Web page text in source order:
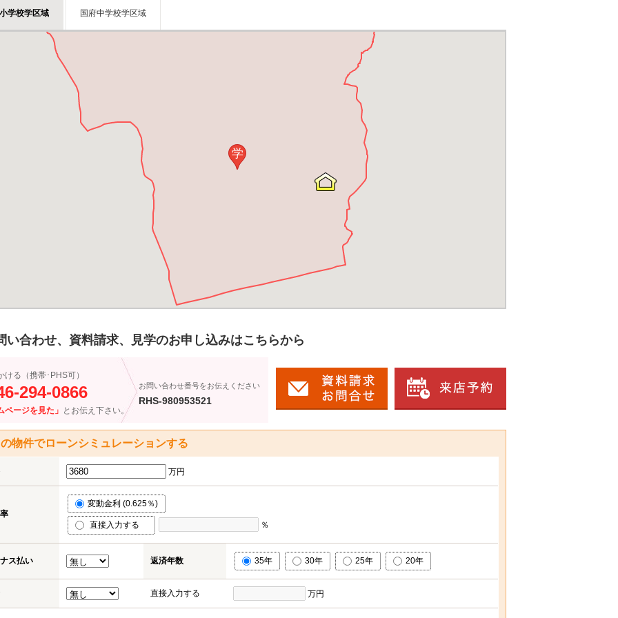
学校学区域 国府中学校学区域
学
い合わせ、資料請求、見学のお申し込みはこちらから
ける（携帯･PHS可）
294-0866
ページを見た」 とお伝え下さい。
お問い合わせ番号をお伝えください
RHS-980953521
物件でローンシミュレーションする
万円
変動金利 (0.625％)
直接入力する ％
ス払い 返済年数 35年 30年 25年 20年
直接入力する 万円